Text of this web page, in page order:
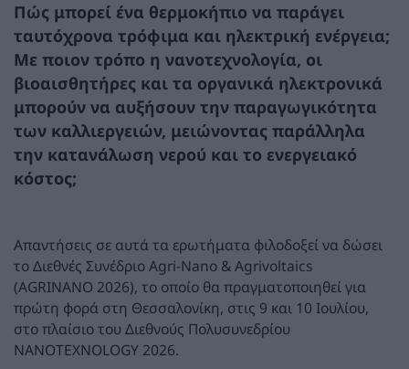
Πώς μπορεί ένα θερμοκήπιο να παράγει
ταυτόχρονα τρόφιμα και ηλεκτρική ενέργεια;
Με ποιον τρόπο η νανοτεχνολογία, οι
βιοαισθητήρες και τα οργανικά ηλεκτρονικά
μπορούν να αυξήσουν την παραγωγικότητα
των καλλιεργειών, μειώνοντας παράλληλα
την κατανάλωση νερού και το ενεργειακό
κόστος;
Απαντήσεις σε αυτά τα ερωτήματα φιλοδοξεί να δώσει
το Διεθνές Συνέδριο Agri-Nano & Agrivoltaics
(AGRINANO 2026), το οποίο θα πραγματοποιηθεί για
πρώτη φορά στη Θεσσαλονίκη, στις 9 και 10 Ιουλίου,
στο πλαίσιο του Διεθνούς Πολυσυνεδρίου
NANOTEXNOLOGY 2026.